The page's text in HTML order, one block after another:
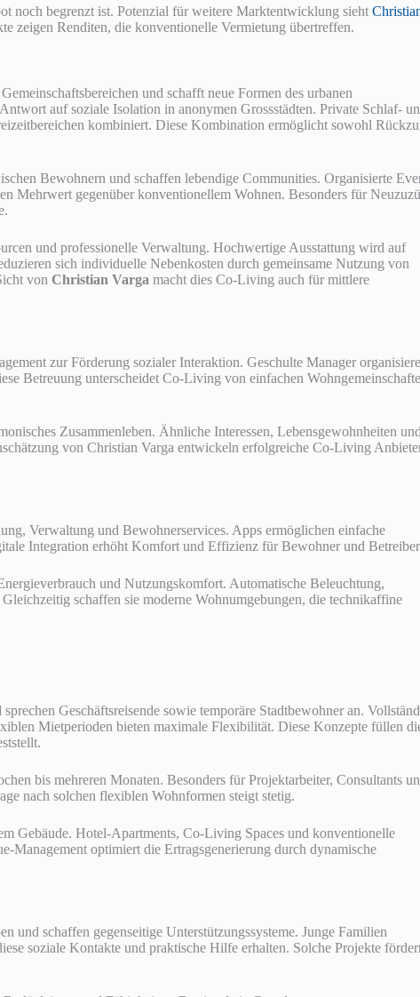
noch begrenzt ist. Potenzial für weitere Marktentwicklung sieht
zeigen Renditen, die konventionelle Vermietung übertreffen.
und schafft neue Formen des urbanen
auf soziale Isolation in anonymen Grossstädten. Private Schlaf-
kombiniert. Diese Kombination ermöglicht sowohl
Bewohnern und schaffen lebendige Communities. Organisierte
Mehrwert gegenüber konventionellem Wohnen. Besonders für
und professionelle Verwaltung. Hochwertige Ausstattung wird auf
sich individuelle Nebenkosten durch gemeinsame Nutzung von
von Christian Varga macht dies Co-Living auch für mittlere
zur Förderung sozialer Interaktion. Geschulte Manager
Betreuung unterscheidet Co-Living von einfachen
Zusammenleben. Ähnliche Interessen, Lebensgewohnheiten
von Christian Varga entwickeln erfolgreiche Co-Living
Verwaltung und Bewohnerservices. Apps ermöglichen einfache
Integration erhöht Komfort und Effizienz für Bewohner und
und Nutzungskomfort. Automatische Beleuchtung,
schaffen sie moderne Wohnumgebungen, die technikaffine
Geschäftsreisende sowie temporäre Stadtbewohner an.
Mietperioden bieten maximale Flexibilität. Diese Konzepte füllen
bis mehreren Monaten. Besonders für Projektarbeiter, Consultants
nach solchen flexiblen Wohnformen steigt stetig.
Gebäude. Hotel-Apartments, Co-Living Spaces und konventionelle
Management optimiert die Ertragsgenerierung durch dynamische
und schaffen gegenseitige Unterstützungssysteme. Junge Familien
soziale Kontakte und praktische Hilfe erhalten. Solche Projekte